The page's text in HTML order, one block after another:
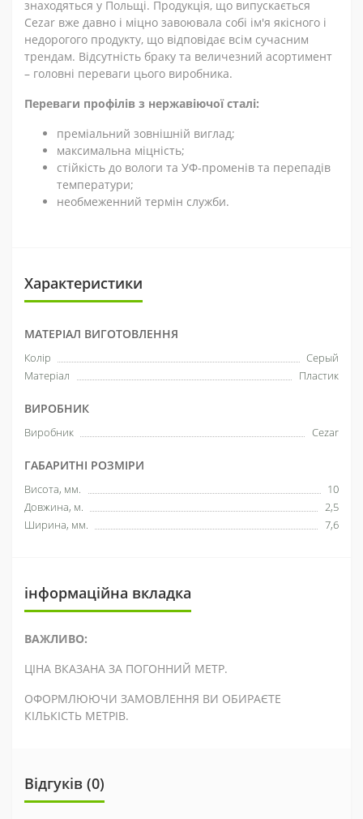
знаходяться у Польщі. Продукція, що випускається
Cezar вже давно і міцно завоювала собі ім'я якісного і
недорогого продукту, що відповідає всім сучасним
трендам. Відсутність браку та величезний асортимент
– головні переваги цього виробника.
Переваги профілів з нержавіючої сталі:
преміальний зовнішній виглад;
максимальна міцність;
стійкість до вологи та УФ-променів та перепадів
температури;
необмеженний термін служби.
Характеристики
МАТЕРІАЛ ВИГОТОВЛЕННЯ
Колір
Серый
Матеріал
Пластик
ВИРОБНИК
Виробник Cezar
ГАБАРИТНІ РОЗМІРИ
Висота, мм.
10
Довжина, м.
2,5
Ширина, мм.
7,6
інформаційна вкладка
ВАЖЛИВО:
ЦІНА ВКАЗАНА ЗА ПОГОННИЙ МЕТР.
ОФОРМЛЮЮЧИ ЗАМОВЛЕННЯ ВИ ОБИРАЄТЕ
КІЛЬКІСТЬ МЕТРІВ.
Відгуків (0)